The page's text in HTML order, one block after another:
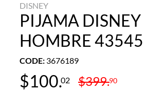
DISNEY
PIJAMA DISNEY
HOMBRE 43545
CODE: 3676189
$100.02 $399.90